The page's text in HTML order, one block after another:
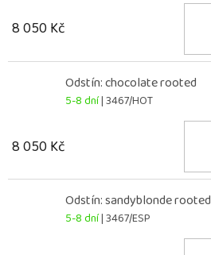
8 050 Kč
Odstín: chocolate rooted
5-8 dní| 3467/HOT
8 050 Kč
Odstín: sandyblonde rooted
5-8 dní| 3467/ESP